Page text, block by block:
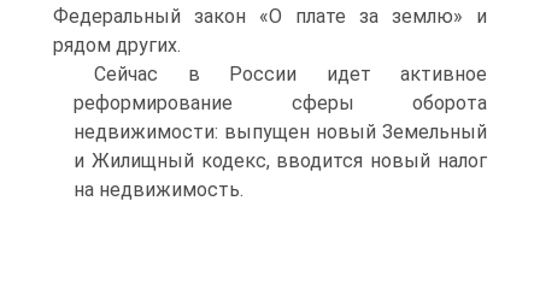
Федеральный закон «О плате за землю» и
рядом других.
Сейчас в России идет активное
реформирование сферы оборота
недвижимости: выпущен новый Земельный
и Жилищный кодекс, вводится новый налог
на недвижимость.